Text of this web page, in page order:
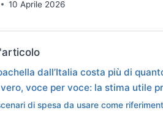
10 Aprile 2026
dall’Italia costa più di
voce per voce: la stima utile
di spesa da usare come